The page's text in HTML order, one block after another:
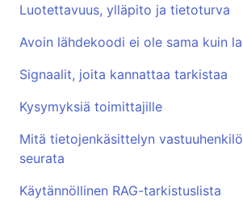
Luotettavuus, ylläpito ja tietoturva
Avoin lähdekoodi ei ole sama kuin
Signaalit, joita kannattaa tarkistaa
Kysymyksiä toimittajille
Mitä tietojenkäsittelyn
seurata
Käytännöllinen RAG-tarkistuslista